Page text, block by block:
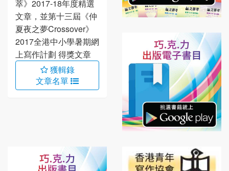
萃》2017-18年度精選
文章，並第十三屆《仲
夏夜之夢Crossover》
2017全港中小學暑期網
上寫作計劃 得獎文章
獲輯錄
文章名單